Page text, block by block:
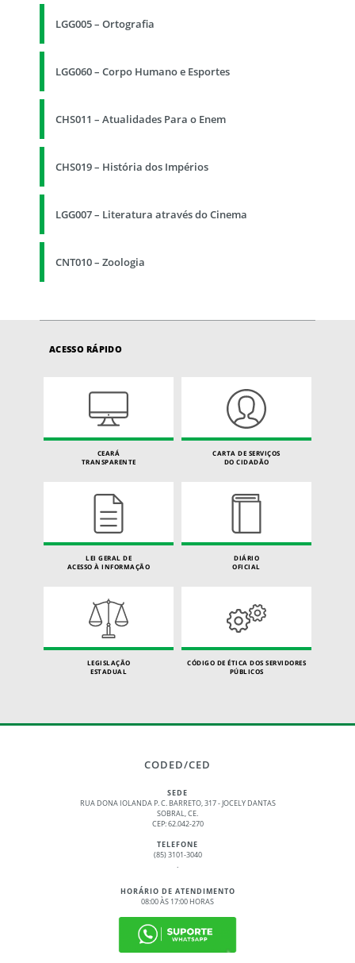
LGG005 – Ortografia
LGG060 – Corpo Humano e Esportes
CHS011 – Atualidades Para o Enem
CHS019 – História dos Impérios
LGG007 – Literatura através do Cinema
CNT010 – Zoologia
ACESSO RÁPIDO
CEARÁ
TRANSPARENTE
CARTA DE SERVIÇOS
DO CIDADÃO
LEI GERAL DE
ACESSO À INFORMAÇÃO
DIÁRIO
OFICIAL
LEGISLAÇÃO
ESTADUAL
CÓDIGO DE ÉTICA DOS SERVIDORES
PÚBLICOS
CODED/CED
SEDE
RUA DONA IOLANDA P. C. BARRETO, 317 - JOCELY DANTAS
SOBRAL, CE.
CEP: 62.042-270
TELEFONE
(85) 3101-3040
.
HORÁRIO DE ATENDIMENTO
08:00 ÀS 17:00 HORAS